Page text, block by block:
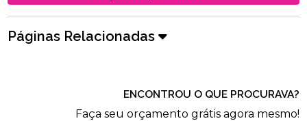
Páginas Relacionadas
ENCONTROU O QUE PROCURAVA?
Faça seu orçamento grátis agora mesmo!